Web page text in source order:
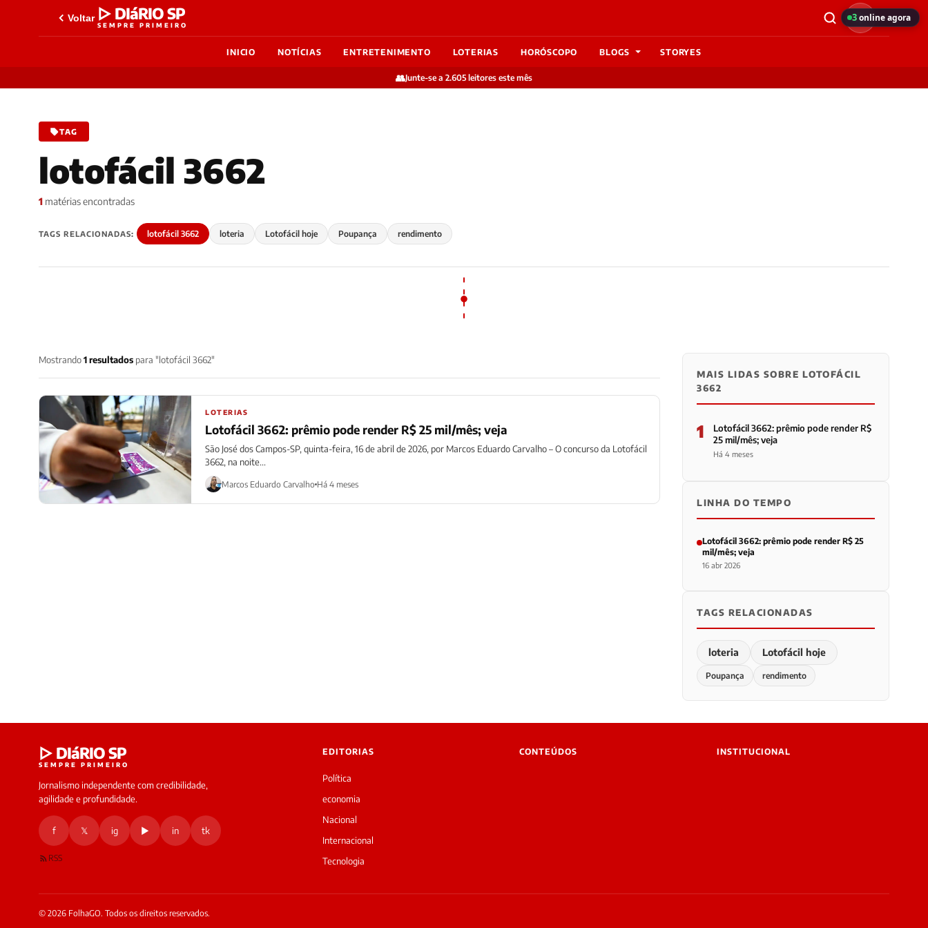
Voltar ▷ DIáRIO SP
SEMPRE PRIMEIRO
INICIO NOTÍCIAS ENTRETENIMENTO LOTERIAS HORÓSCOPO BLOGS STORYES
👥Junte-se a 2.605 leitores este mês
TAG
lotofácil 3662
1 matérias encontradas
TAGS RELACIONADAS: lotofácil 3662 loteria Lotofácil hoje Poupança rendimento
Mostrando1 resultados para "lotofácil 3662"
LOTERIAS
Lotofácil 3662: prêmio pode render R$ 25 mil/mês; veja
São José dos Campos-SP, quinta-feira, 16 de abril de 2026, por Marcos Eduardo Carvalho – O concurso da Lotofácil
3662, na noite...
Marcos Eduardo Carvalho Há 4 meses
MAIS LIDAS SOBRE LOTOFÁCIL
3662
1
Lotofácil 3662: prêmio pode render R$
25 mil/mês; veja
Há 4 meses
LINHA DO TEMPO
Lotofácil 3662: prêmio pode render R$ 25
mil/mês; veja
16 abr 2026
TAGS RELACIONADAS
loteria Lotofácil hoje
Poupança rendimento
▷ DIáRIO SP
SEMPRE PRIMEIRO
Jornalismo independente com credibilidade,
agilidade e profundidade.
f 𝕏 ig ▶ in tk
RSS
EDITORIAS
Política
economia
Nacional
Internacional
Tecnologia
CONTEÚDOS INSTITUCIONAL
© 2026 FolhaGO. Todos os direitos reservados.
3online agora